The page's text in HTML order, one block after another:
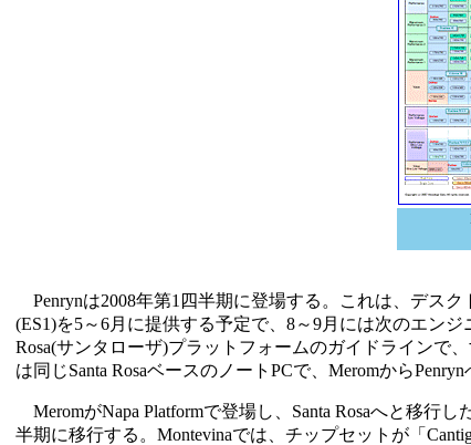
Penrynは2008年第1四半期に登場する。これは、デス
(ES1)を5～6月に提供する予定で、8～9月には次のエン
Rosa(サンタローザ)プラットフォームのガイドラインで
は同じSanta RosaベースのノートPCで、Meromから
MeromがNapa Platformで登場し、Santa Rosaへと移行
半期に移行する。Montevinaでは、チップセットが「